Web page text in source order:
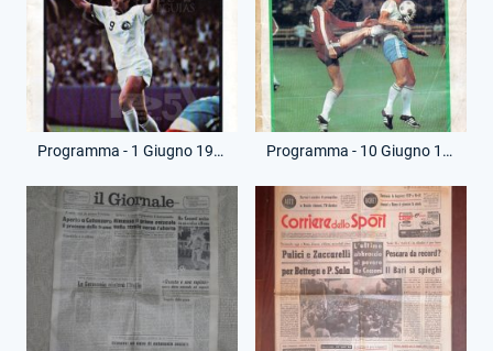
Programma - 1 Giugno 1977 - Tournee in Canada e Stati Uniti - New York Cosmos-Lazio Programma - 10 Giugno 1977 - Tournee in Canada e Stati Uniti - Fort Lauderdale Strikers-Lazio